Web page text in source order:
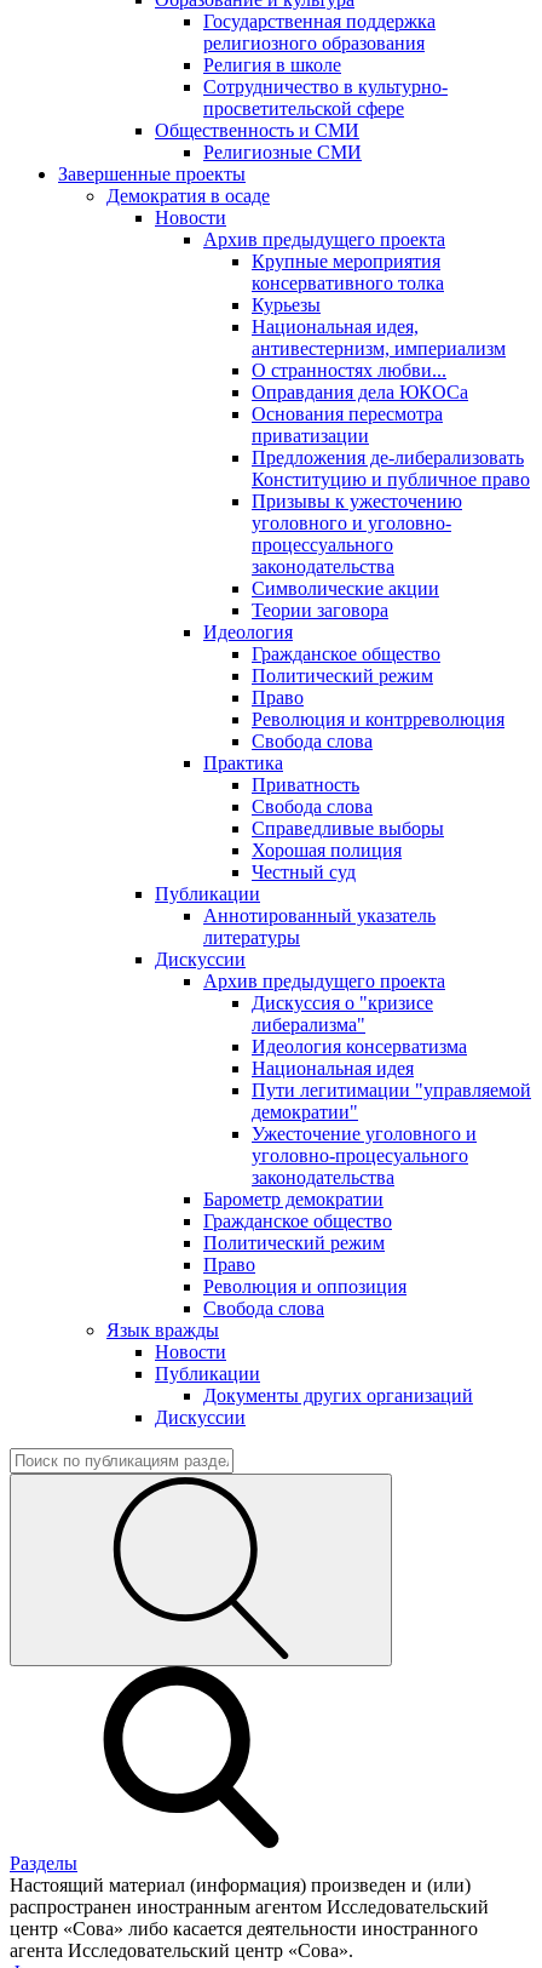
Государственная поддержка
религиозного образования
Религия в школе
Сотрудничество в культурно-
просветительской сфере
Общественность и СМИ
Религиозные СМИ
Завершенные проекты
Демократия в осаде
Новости
Архив предыдущего проекта
Крупные мероприятия
консервативного толка
Курьезы
Национальная идея,
антивестернизм, империализм
О странностях любви...
Оправдания дела ЮКОСа
Основания пересмотра
приватизации
Предложения де-либерализовать
Конституцию и публичное право
Призывы к ужесточению
уголовного и уголовно-
процессуального
законодательства
Символические акции
Теории заговора
Идеология
Гражданское общество
Политический режим
Право
Революция и контрреволюция
Свобода слова
Практика
Приватность
Свобода слова
Справедливые выборы
Хорошая полиция
Честный суд
Публикации
Аннотированный указатель
литературы
Дискуссии
Архив предыдущего проекта
Дискуссия о "кризисе
либерализма"
Идеология консерватизма
Национальная идея
Пути легитимации "управляемой
демократии"
Ужесточение уголовного и
уголовно-процесуального
законодательства
Барометр демократии
Гражданское общество
Политический режим
Право
Революция и оппозиция
Свобода слова
Язык вражды
Новости
Публикации
Документы других организаций
Дискуссии
Разделы
Настоящий материал (информация) произведен и (или)
распространен иностранным агентом Исследовательский
центр «Сова» либо касается деятельности иностранного
агента Исследовательский центр «Сова».